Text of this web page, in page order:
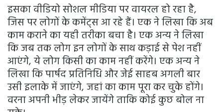
इसका वीडियो सोशल मीडिया पर वायरल हो रहा है,
जिस पर लोगों के कमेंट्स आ रहे हैं। एक ने लिखा कि अब
काम कराने का यही तरीका बचा है। एक अन्य ने लिखा
कि जब तक लोग इन लोगों के साथ कड़ाई से पेश नहीं
आएंगे, ये लोग किसी का काम नहीं करेंगे। एक अन्य ने
लिखा कि पार्षद प्रतिनिधि और जेई साहब अगली बार
उसी इलाके में जाएंगे, जहां का काम पूरा कर चुके होंगे।
वरना अपनी भीड़ लेकर जायेंगे ताकि कोई कुछ बोल ना